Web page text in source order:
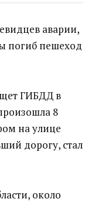
аварии,
погиб пешеход
ГИБДД в
8
на улице
дорогу, стал
около